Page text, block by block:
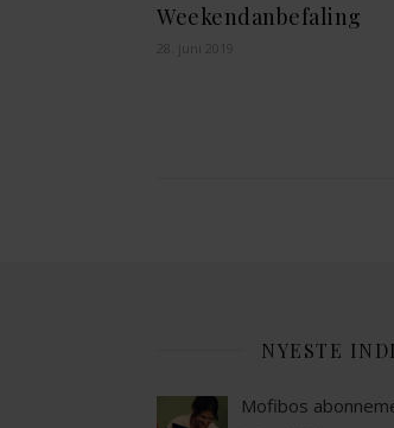
Weekendanbefaling
NYESTE
Mofibos